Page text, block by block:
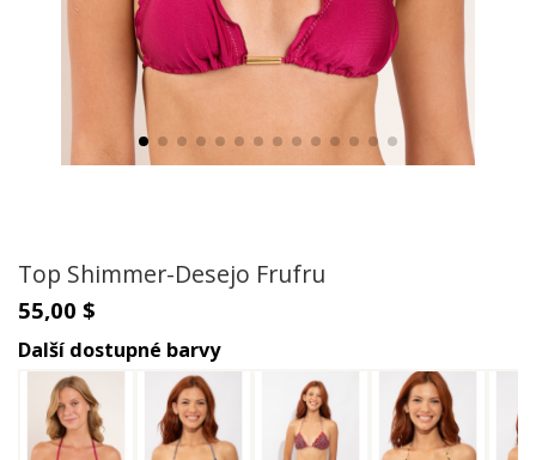
Top Shimmer-Desejo Frufru
55,00 $
Další dostupné barvy